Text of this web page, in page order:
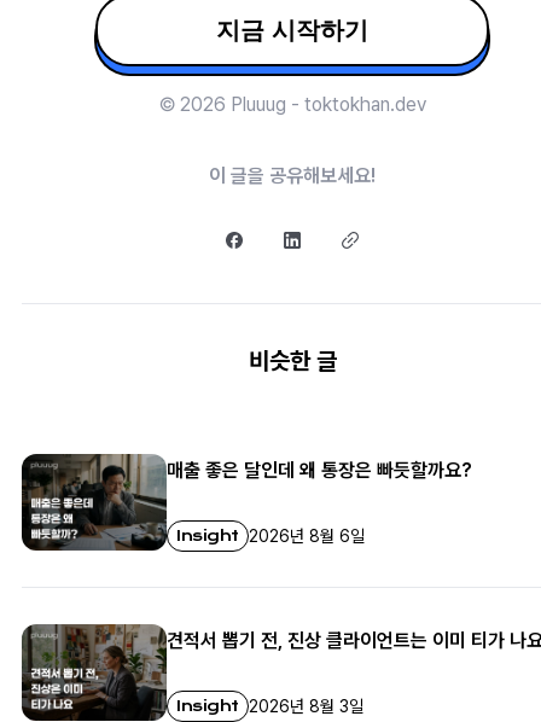
지금 시작하기
© 2026 Pluuug - toktokhan.dev
이 글을 공유해보세요!
비슷한 글
매출 좋은 달인데 왜 통장은 빠듯할까요?
Insight 2026년 8월 6일
견적서 뽑기 전, 진상 클라이언트는 이미 티가 나
Insight 2026년 8월 3일